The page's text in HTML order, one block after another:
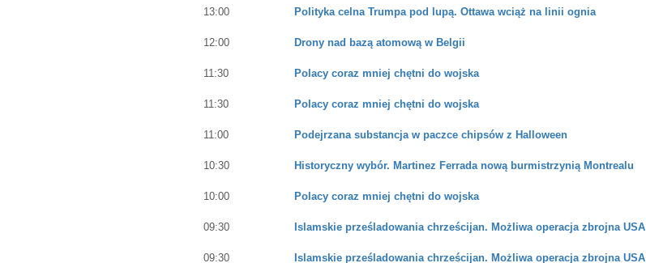
13:00 Polityka celna Trumpa pod lupą. Ottawa wciąż na linii ognia
12:00 Drony nad bazą atomową w Belgii
11:30 Polacy coraz mniej chętni do wojska
11:30 Polacy coraz mniej chętni do wojska
11:00 Podejrzana substancja w paczce chipsów z Halloween
10:30 Historyczny wybór. Martinez Ferrada nową burmistrzynią Montrealu
10:00 Polacy coraz mniej chętni do wojska
09:30 Islamskie prześladowania chrześcijan. Możliwa operacja zbrojna USA
09:30 Islamskie prześladowania chrześcijan. Możliwa operacja zbrojna USA